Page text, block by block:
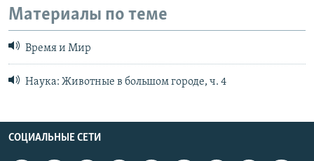
Материалы по теме
Время и Мир
Наука: Животные в большом городе, ч. 4
СОЦИАЛЬНЫЕ СЕТИ